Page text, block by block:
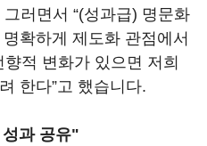
그러면서 “(성과급) 명문화
명확하게 제도화 관점에서
향적 변화가 있으면 저희
한다”고 했습니다.
과 공유"